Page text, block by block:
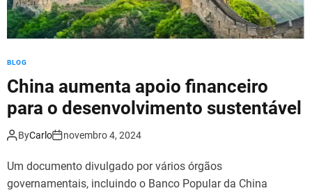
BLOG
China aumenta apoio financeiro
para o desenvolvimento sustentável
ByCarlo novembro 4, 2024
Um documento divulgado por vários órgãos
governamentais, incluindo o Banco Popular da China